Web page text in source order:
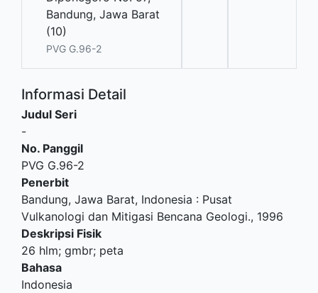
Bandung, Jawa Barat
(10)
PVG G.96-2
Informasi Detail
Judul Seri
-
No. Panggil
PVG G.96-2
Penerbit
Bandung, Jawa Barat, Indonesia : Pusat
Vulkanologi dan Mitigasi Bencana Geologi., 1996
Deskripsi Fisik
26 hlm; gmbr; peta
Bahasa
Indonesia